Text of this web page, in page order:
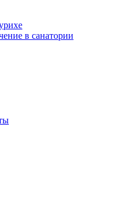
в санатории